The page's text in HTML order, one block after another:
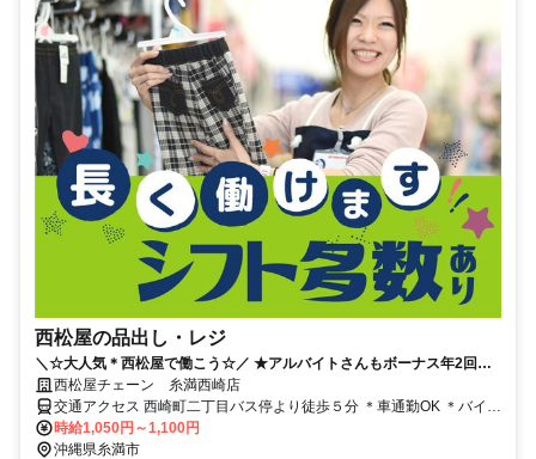
西松屋の品出し・レジ
＼☆大人気＊西松屋で働こう☆／ ★アルバイトさんもボーナス年2回！
★時間固定だから私生活と両立OK 西松屋チェーン 糸満西崎店
西松屋チェーン 糸満西崎店
交通アクセス 西崎町二丁目バス停より徒歩５分 ＊車通勤OK ＊バイク
通勤OK ＊自転車通勤OK
時給1,050円～1,100円
沖縄県糸満市